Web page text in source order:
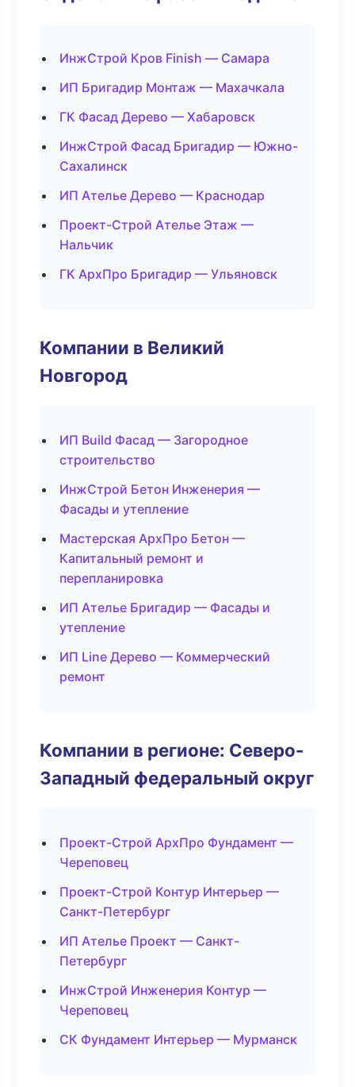
ИнжСтрой Кров Finish — Самара
ИП Бригадир Монтаж — Махачкала
ГК Фасад Дерево — Хабаровск
ИнжСтрой Фасад Бригадир — Южно-
Сахалинск
ИП Ателье Дерево — Краснодар
Проект-Строй Ателье Этаж —
Нальчик
ГК АрхПро Бригадир — Ульяновск
Компании в Великий
Новгород
ИП Build Фасад — Загородное
строительство
ИнжСтрой Бетон Инженерия —
Фасады и утепление
Мастерская АрхПро Бетон —
Капитальный ремонт и
перепланировка
ИП Ателье Бригадир — Фасады и
утепление
ИП Line Дерево — Коммерческий
ремонт
Компании в регионе: Северо-
Западный федеральный округ
Проект-Строй АрхПро Фундамент —
Череповец
Проект-Строй Контур Интерьер —
Санкт-Петербург
ИП Ателье Проект — Санкт-
Петербург
ИнжСтрой Инженерия Контур —
Череповец
СК Фундамент Интерьер — Мурманск